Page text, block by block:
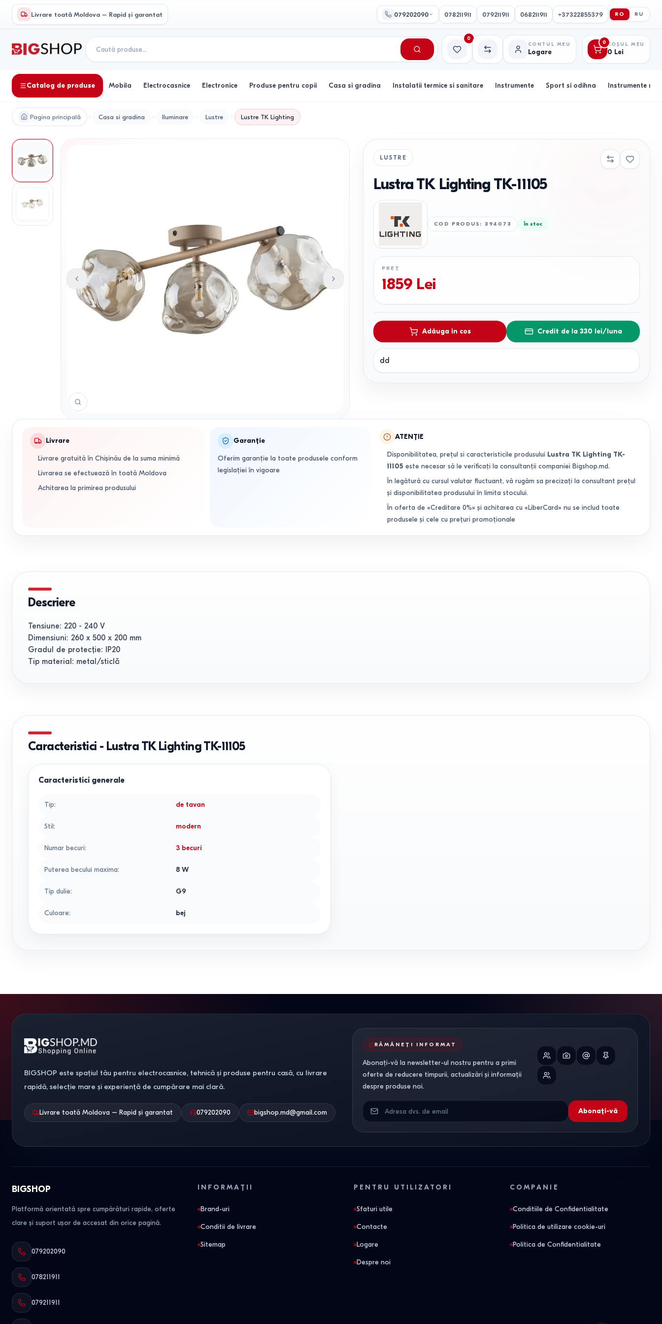
Livrare toată Moldova – Rapid și garantat 079202090 078211911 079211911 068211911 +37322855379 RO RU
Favorite
0
Comparație
CONTUL MEU
Logare
0 COȘUL MEU
0 Lei
Catalog de produse Mobila Electrocasnice Electronice Produse pentru copii Casa si gradina Instalatii termice si sanitare Instrumente Sport si odihna Instrumente
Pagina principală Casa si gradina Iluminare Lustre Lustre TK Lighting
LUSTRE
Lustra TK Lighting TK-11105
COD PRODUS : 394073 În stoc
PREȚ
1859 Lei
Adăuga in cos Credit de la 330 lei/luna
dd
Livrare
Livrare gratuită în Chișinău de la suma minimă
Livrarea se efectuează în toată Moldova
Achitarea la primirea produsului
Garanție
Oferim garanție la toate produsele conform
legislației în vigoare
ATENȚIE
Disponibilitatea, prețul si caracteristicile produsului Lustra TK Lighting TK-
11105 este necesar să le verificați la consultanții companiei Bigshop.md.
În legătură cu cursul valutar fluctuant, vă rugăm sa precizați la consultant prețul
și disponibilitatea produsului în limita stocului.
În oferta de «Creditare 0%» și achitarea cu «LiberCard» nu se includ toate
produsele și cele cu prețuri promoționale
Descriere
Tensiune: 220 - 240 V
Dimensiuni: 260 x 500 x 200 mm
Gradul de protecţie: IP20
Tip material: metal/sticlă
Caracteristici - Lustra TK Lighting TK-11105
Caracteristici generale
Tip: de tavan
Stil: modern
Numar becuri: 3 becuri
Puterea becului maxima: 8 W
Tip dulie: G9
Culoare: bej
BIGSHOP este spațiul tău pentru electrocasnice, tehnică și produse pentru casă, cu livrare
rapidă, selecție mare și experiență de cumpărare mai clară.
Livrare toată Moldova – Rapid și garantat 079202090 bigshop.md@gmail.com
RĂMÂNEȚI INFORMAT
Abonați-vă la newsletter-ul nostru pentru a primi
oferte de reducere timpurii, actualizări și informații
despre produse noi.
Abonați-vă
BIGSHOP
Platformă orientată spre cumpărături rapide, oferte
clare și suport ușor de accesat din orice pagină.
079202090
078211911
079211911
INFORMAȚII
Brand-uri
Conditii de livrare
Sitemap
PENTRU UTILIZATORI
Sfaturi utile
Contacte
Logare
Despre noi
COMPANIE
Conditiile de Confidentialitate
Politica de utilizare cookie-uri
Politica de Confidentialitate